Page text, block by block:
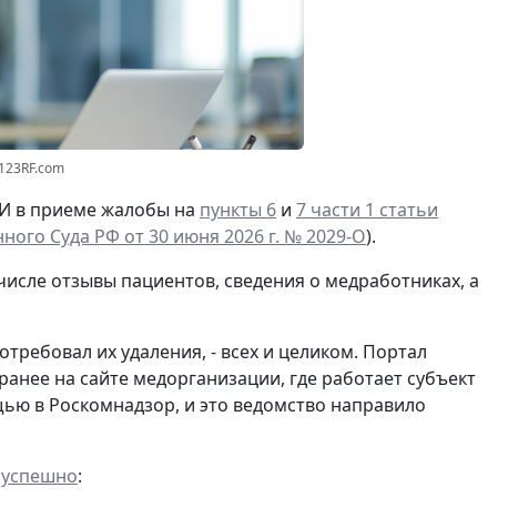
в приеме жалобы на пункты 6 и 7 части 1 статьи
Суда РФ от 30 июня 2026 г. № 2029-О).
отзывы пациентов, сведения о медработниках, а
их удаления, - всех и целиком. Портал
на сайте медорганизации, где работает субъект
в Роскомнадзор, и это ведомство направило
: